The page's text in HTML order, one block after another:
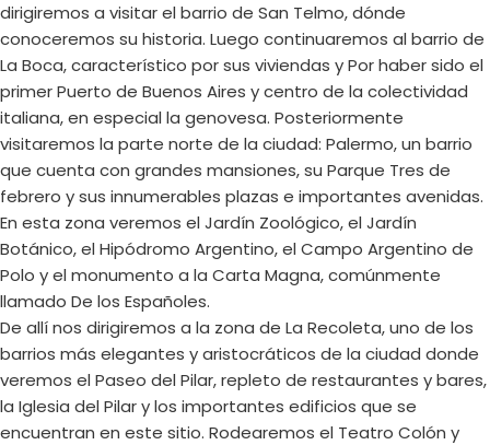
dirigiremos a visitar el barrio de San Telmo, dónde
conoceremos su historia. Luego continuaremos al barrio de
La Boca, característico por sus viviendas y Por haber sido el
primer Puerto de Buenos Aires y centro de la colectividad
italiana, en especial la genovesa. Posteriormente
visitaremos la parte norte de la ciudad: Palermo, un barrio
que cuenta con grandes mansiones, su Parque Tres de
febrero y sus innumerables plazas e importantes avenidas.
En esta zona veremos el Jardín Zoológico, el Jardín
Botánico, el Hipódromo Argentino, el Campo Argentino de
Polo y el monumento a la Carta Magna, comúnmente
llamado De los Españoles.
De allí nos dirigiremos a la zona de La Recoleta, uno de los
barrios más elegantes y aristocráticos de la ciudad donde
veremos el Paseo del Pilar, repleto de restaurantes y bares,
la Iglesia del Pilar y los importantes edificios que se
encuentran en este sitio. Rodearemos el Teatro Colón y